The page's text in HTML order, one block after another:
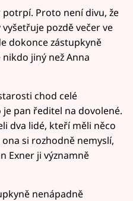
Proto není divu, že
pozdě večer ve
dokonce zástupkyně
jiný než Anna
chod celé
pan ředitel na dovolené.
dva lidé, kteří měli něco
si rozhodně nemyslí,
Exner ji významně
nenápadně